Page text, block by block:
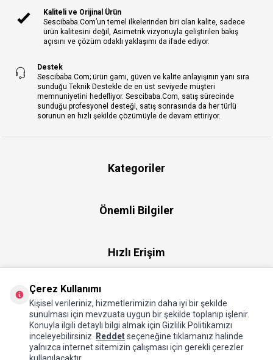
Kaliteli ve Orijinal Ürün
Sescibaba.Com’un temel ilkelerinden biri olan kalite, sadece
ürün kalitesini değil, Asimetrik vizyonuyla geliştirilen bakış
açısını ve çözüm odaklı yaklaşımı da ifade ediyor.
Destek
Sescibaba.Com; ürün gamı, güven ve kalite anlayışının yanı sıra
sunduğu Teknik Destekle de en üst seviyede müşteri
memnuniyetini hedefliyor. Sescibaba.Com, satış sürecinde
sunduğu profesyonel desteği, satış sonrasında da her türlü
sorunun en hızlı şekilde çözümüyle de devam ettiriyor.
Kategoriler
Önemli Bilgiler
Hızlı Erişim
Hakkımızda
Çerez Kullanımı
Kişisel verileriniz, hizmetlerimizin daha iyi bir şekilde
sunulması için mevzuata uygun bir şekilde toplanıp işlenir.
Konuyla ilgili detaylı bilgi almak için Gizlilik Politikamızı
inceleyebilirsiniz.
Reddetseçeneğine tıklamanız halinde
yalnızca internet sitemizin çalışması için gerekli çerezler